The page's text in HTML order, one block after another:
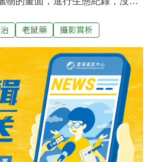
的黑翅鳶「自拍照」，吸引許多
且分布廣泛，一般鄉村農田環境
，黑翅鳶喜歡吃老鼠、禽鳥。由
容易有鼠害的水果，以往都是採
，因此研究人員便在低矮的鳳梨
，既可以吸引喜歡站在制高點的
老鼠、降低鼠害，又能以生物防
致高階掠食者的大型禽鳥中
農田自然的食物鏈。
老鼠藥 攝影賞析